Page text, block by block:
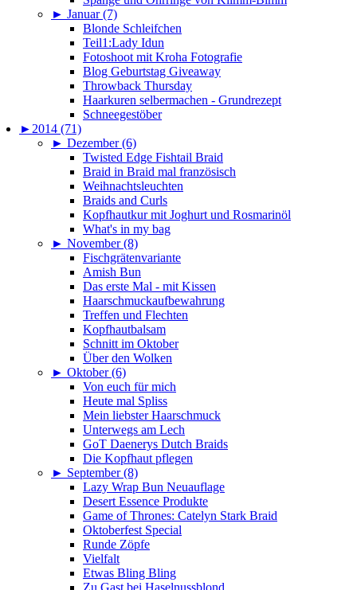
► Januar (7)
Blonde Schleifchen
Teil1:Lady Idun
Fotoshoot mit Kroha Fotografie
Blog Geburtstag Giveaway
Throwback Thursday
Haarkuren selbermachen - Grundrezept
Schneegestöber
► 2014 (71)
► Dezember (6)
Twisted Edge Fishtail Braid
Braid in Braid mal französisch
Weihnachtsleuchten
Braids and Curls
Kopfhautkur mit Joghurt und Rosmarinöl
What's in my bag
► November (8)
Fischgrätenvariante
Amish Bun
Das erste Mal - mit Kissen
Haarschmuckaufbewahrung
Treffen und Flechten
Kopfhautbalsam
Schnitt im Oktober
Über den Wolken
► Oktober (6)
Von euch für mich
Heute mal Spliss
Mein liebster Haarschmuck
Unterwegs am Lech
GoT Daenerys Dutch Braids
Die Kopfhaut pflegen
► September (8)
Lazy Wrap Bun Neuauflage
Desert Essence Produkte
Game of Thrones: Catelyn Stark Braid
Oktoberfest Special
Runde Zöpfe
Vielfalt
Etwas Bling Bling